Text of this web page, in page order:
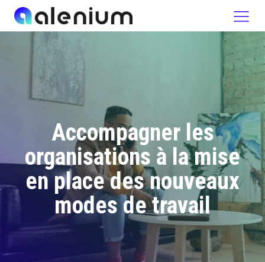
Accompagner les
organisations à la mise
en place des nouveaux
modes de travail